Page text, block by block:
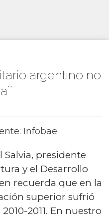
argentino no
Infobae
Salvia, presidente
y el Desarrollo
recuerda que en la
superior sufrió
2011. En nuestro